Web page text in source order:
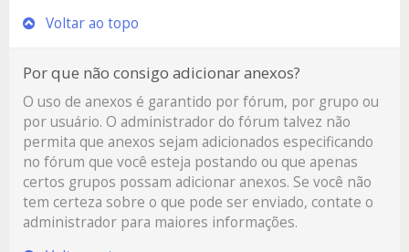
Voltar ao topo
Por que não consigo adicionar anexos?
O uso de anexos é garantido por fórum, por grupo ou
por usuário. O administrador do fórum talvez não
permita que anexos sejam adicionados especificando
no fórum que você esteja postando ou que apenas
certos grupos possam adicionar anexos. Se você não
tem certeza sobre o que pode ser enviado, contate o
administrador para maiores informações.